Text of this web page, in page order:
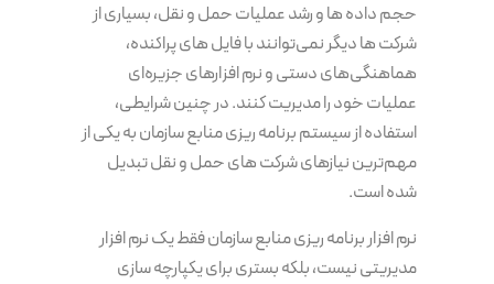
حجم داده ها و رشد عملیات حمل و نقل، بسیاری از
شرکت ها دیگر نمی‌توانند با فایل های پراکنده،
هماهنگی‌های دستی و نرم افزارهای جزیره‌ای
عملیات خود را مدیریت کنند. در چنین شرایطی،
استفاده از سیستم برنامه‌ ریزی منابع سازمان به یکی از
مهم‌ترین نیازهای شرکت های حمل و نقل تبدیل
شده است.
نرم افزار برنامه ریزی منابع سازمان فقط یک نرم افزار
مدیریتی نیست، بلکه بستری برای یکپارچه سازی